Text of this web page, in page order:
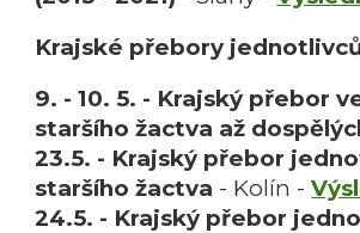
Krajské přebory
9. - 10. 5. - Krajský přebor
staršího žactva až
23.5. - Krajský přebor
staršího žactva - Kolín -
24.5. - Krajský přebor